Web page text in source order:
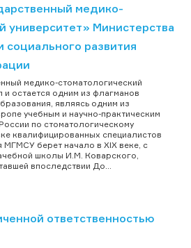
медико-
университет» Министерства
социального развития
медико-стоматологический
остается одним из флагманов
являясь одним из
учебным и научно-практическим
по стоматологическому
квалифицированных специалистов
МГМСУ берет начало в XIX веке, с
школы И.М. Коварского,
впоследствии До...
ответственностью